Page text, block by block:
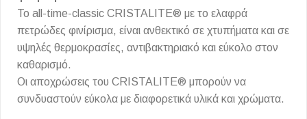
Το all-time-classic CRISTALITE® με το ελαφρά
πετρώδες φινίρισμα, είναι ανθεκτικό σε χτυπήματα και σε
υψηλές θερμοκρασίες, αντιβακτηριακό και εύκολο στον
καθαρισμό.
Οι αποχρώσεις του CRISTALITE® μπορούν να
συνδυαστούν εύκολα με διαφορετικά υλικά και χρώματα.